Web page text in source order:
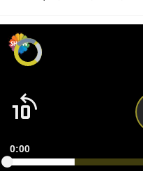
Video
Oynatıcısı
Süre
0:00
Yüklendi: